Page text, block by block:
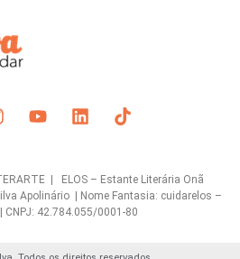
| ELOS – Estante Literária Onã
Apolinário | Nome Fantasia: cuidarelos –
42.784.055/0001-80